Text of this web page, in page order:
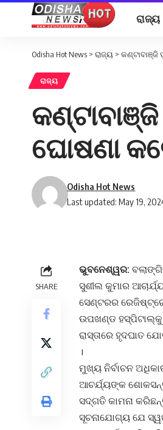
ରାଜ୍ୟ
Odisha Hot News > ରାଜ୍ୟ > କଣ୍ଟାବାଞ୍ଜି
ରାଜ୍ୟ
ଘୋଷଣା
Last updated: May 19,
Odisha Hot News
SHARE
ଭୁବନେଶ୍ୱର:
ସୁଶୀଲ କୁମାର
ସେଣ୍ଟରର
ଉପଖଣ୍ଡ ହସ୍‌ପିଟାଲ୍‌କୁ
ରାସ୍ତାରେ ହୃଦଘାତ
।
ମୁଖ୍ୟ ନିର୍ବାଚନ
ଆଚର୍ଯ୍ୟଙ୍କ
ସଦ୍‌ଗତି କାମନା
ସୂଚନାଯୋଗ୍ୟ ଯେ